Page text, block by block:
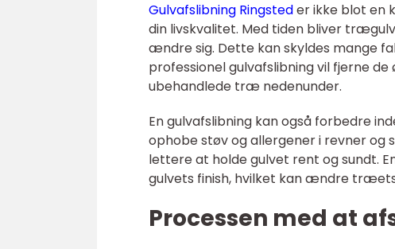
Gulvafslibning Ringsteder ikke blot en
din livskvalitet. Med tiden bliver
ændre sig. Dette kan skyldes mange
professionel gulvafslibning vil fjerne
ubehandlede træ nedenunder.
En gulvafslibning kan også forbedre
ophobe støv og allergener i revner og
lettere at holde gulvet rent og sundt.
gulvets finish, hvilket kan ændre
Processen med at